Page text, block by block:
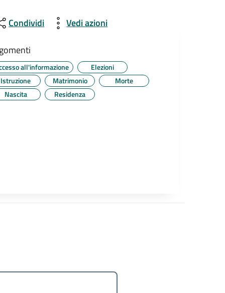
Condividi
Vedi azioni
all'informazione
Elezioni
Istruzione
Matrimonio
Morte
Nascita
Residenza